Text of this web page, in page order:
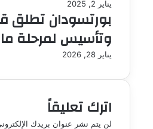
يناير 2, 2025
بورتسودان تطلق
وتأسيس لمرحلة
يناير 28, 2026
اترك تعليقاً
لن يتم نشر عنوان بريدك